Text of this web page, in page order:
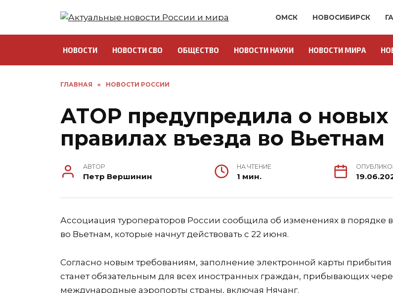
ОМСК НОВОСИБИРСК
НОВОСТИ НОВОСТИ СВО ОБЩЕСТВО НОВОСТИ НАУКИ НОВОСТИ МИРА
ГЛАВНАЯ » НОВОСТИ РОССИИ
АТОР предупредила о новых
правилах въезда во Вьетнам
АВТОР
Петр Вершинин
НА ЧТЕНИЕ
1 мин.
Ассоциация туроператоров России сообщила об изменениях в порядке
во Вьетнам, которые начнут действовать с 22 июня.
Согласно новым требованиям, заполнение электронной карты прибытия
станет обязательным для всех иностранных граждан, прибывающих
международные аэропорты страны, включая Нячанг.